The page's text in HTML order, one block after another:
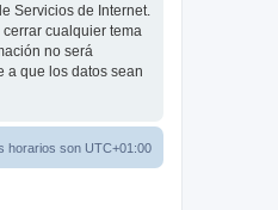
Servicios de Internet.
cualquier tema
no será
a que los datos sean
horarios son UTC+01:00